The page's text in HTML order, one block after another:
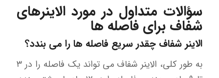
سؤالات متداول در مورد الاینرهای
شفاف برای فاصله ها
الاینر شفاف چقدر سریع فاصله ها را می بندد؟
به طور کلی، الاینر شفاف می تواند یک فاصله را در ۳